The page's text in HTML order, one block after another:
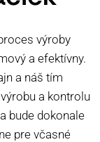
výroby
a efektívny.
a náš tím
a kontrolu
bude dokonale
pre včasné